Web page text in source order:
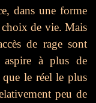
dans une forme
de vie. Mais
de rage sont
aspire à plus de
le réel le plus
peu de